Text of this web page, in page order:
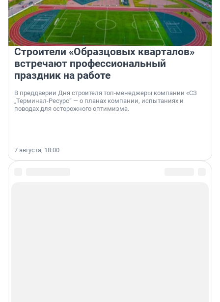
Строители «Образцовых кварталов»
встречают профессиональный
праздник на работе
В преддверии Дня строителя топ-менеджеры компании «СЗ
„Терминал-Ресурс“ — о планах компании, испытаниях и
поводах для осторожного оптимизма.
7 августа, 18:00